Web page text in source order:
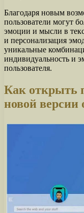
Благодаря новым
пользователи могут
эмоции и мысли в
и персонализация
уникальные
индивидуальность и
пользователя.
Как открыть
новой версии